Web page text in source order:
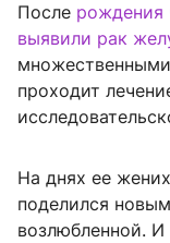
После рождения
выявили рак
проходит
На днях ее
поделился
возлюбленной.